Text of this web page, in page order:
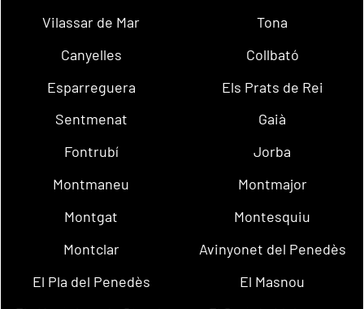
Vilassar de Mar
Tona
Canyelles
Collbató
Esparreguera
Els Prats de Rei
Sentmenat
Gaià
Fontrubí
Jorba
Montmaneu
Montmajor
Montgat
Montesquiu
Montclar
Avinyonet del Penedès
El Pla del Penedès
El Masnou